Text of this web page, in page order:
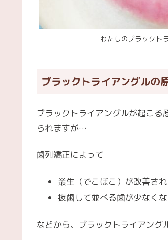
わたしのブラックト
ブラックトライアングルの
ブラックトライアングルが起こる
られますが…
歯列矯正によって
叢生（でこぼこ）が改善さ
抜歯して並べる歯が少なく
などから、ブラックトライアング